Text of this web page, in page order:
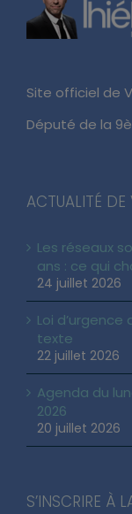
Site officiel de
Député de la
ACTUALITÉ DE
Les réseaux
ans : ce qui
24 juillet 2026
Loi
texte
22 juillet 2026
Agenda du
2026
20 juillet 2026
S’INSCRIRE À